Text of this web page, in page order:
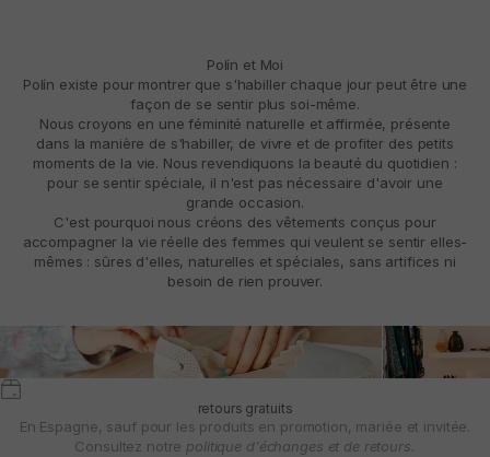
Polín et Moi
Polín existe pour montrer que s'habiller chaque jour peut être une
façon de se sentir plus soi-même.
Nous croyons en une féminité naturelle et affirmée, présente
dans la manière de s'habiller, de vivre et de profiter des petits
moments de la vie. Nous revendiquons la beauté du quotidien :
pour se sentir spéciale, il n'est pas nécessaire d'avoir une
grande occasion.
C'est pourquoi nous créons des vêtements conçus pour
accompagner la vie réelle des femmes qui veulent se sentir elles-
mêmes : sûres d'elles, naturelles et spéciales, sans artifices ni
besoin de rien prouver.
retours gratuits
En Espagne, sauf pour les produits en promotion, mariée et invitée.
Consultez notre politique d'échanges et de retours.